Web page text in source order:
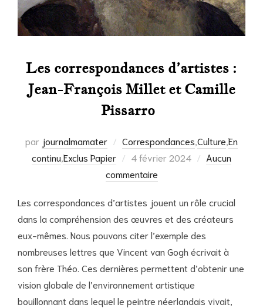
Les correspondances d’artistes :
Jean-François Millet et Camille
Pissarro
par journalmamater Correspondances Culture En
continu Exclus Papier
Publié
le
4 février 2024
Aucun
commentaire
Les correspondances d’artistes jouent un rôle crucial
dans la compréhension des œuvres et des créateurs
eux-mêmes. Nous pouvons citer l’exemple des
nombreuses lettres que Vincent van Gogh écrivait à
son frère Théo. Ces dernières permettent d’obtenir une
vision globale de l’environnement artistique
bouillonnant dans lequel le peintre néerlandais vivait,